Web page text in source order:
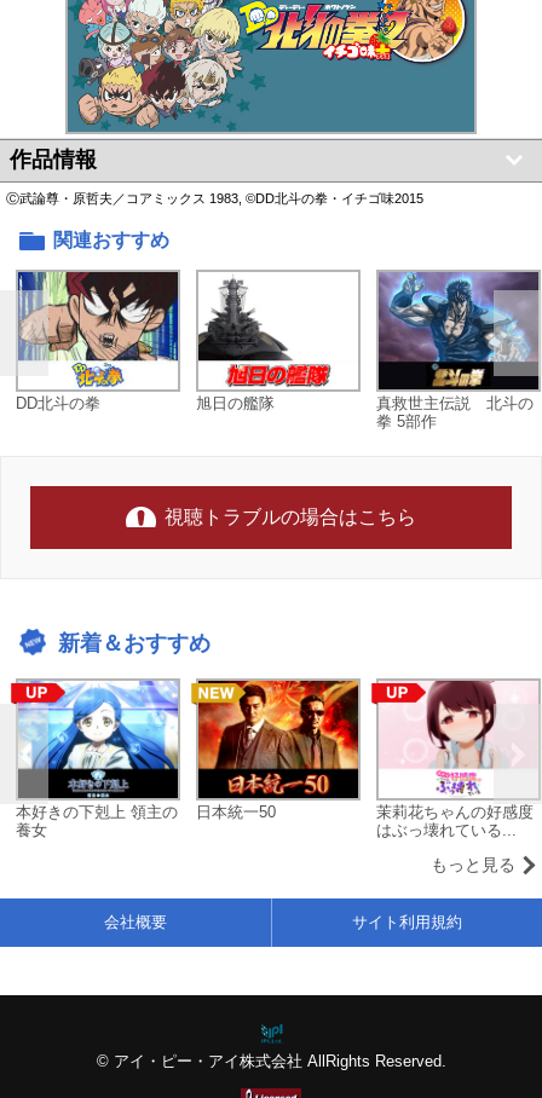
作品情報
Ⓒ武論尊・原哲夫／コアミックス 1983, ©DD北斗の拳・イチゴ味2015
関連おすすめ
DD北斗の拳 旭日の艦隊
真救世主伝説 北斗の
拳 5部作
視聴トラブルの場合はこちら
新着＆おすすめ
本好きの下剋上 領主の
養女
日本統一50
茉莉花ちゃんの好感度
はぶっ壊れている...
もっと見る
© アイ・ピー・アイ株式会社 AllRights Reserved.
会社概要 サイト利用規約